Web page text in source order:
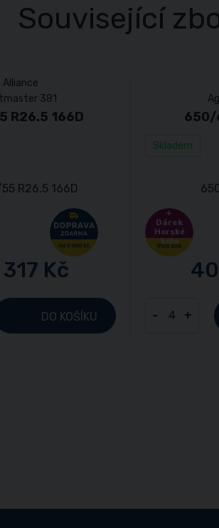
Související
Alliance
381
R26.5 166D
Kč
DO KOŠÍKU
650/
Skladem
Dárek
Horské
kolo
- +